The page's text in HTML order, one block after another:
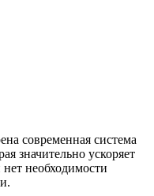
современная система
значительно ускоряет
необходимости